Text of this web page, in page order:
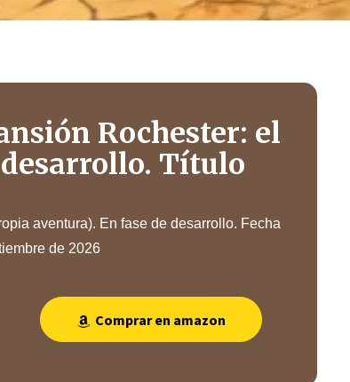
Rochester: el
Título
aventura). En fase de desarrollo. Fecha
de 2026
Comprar en amazon